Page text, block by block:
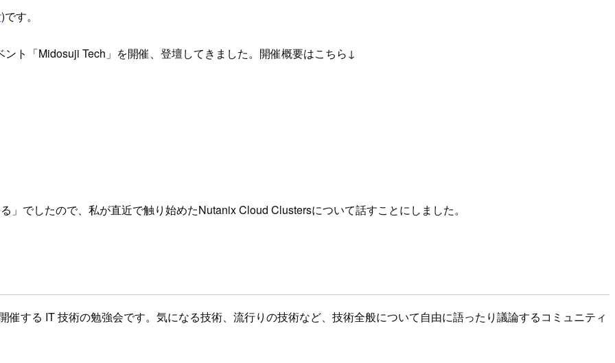
)です。
ト「Midosuji Tech」を開催、登壇してきました。開催概要はこちら↓
でしたので、私が直近で触り始めたNutanix Cloud Clustersについて話すことにしました。
する IT 技術の勉強会です。気になる技術、流行りの技術など、技術全般について自由に語ったり議論するコミュニティ